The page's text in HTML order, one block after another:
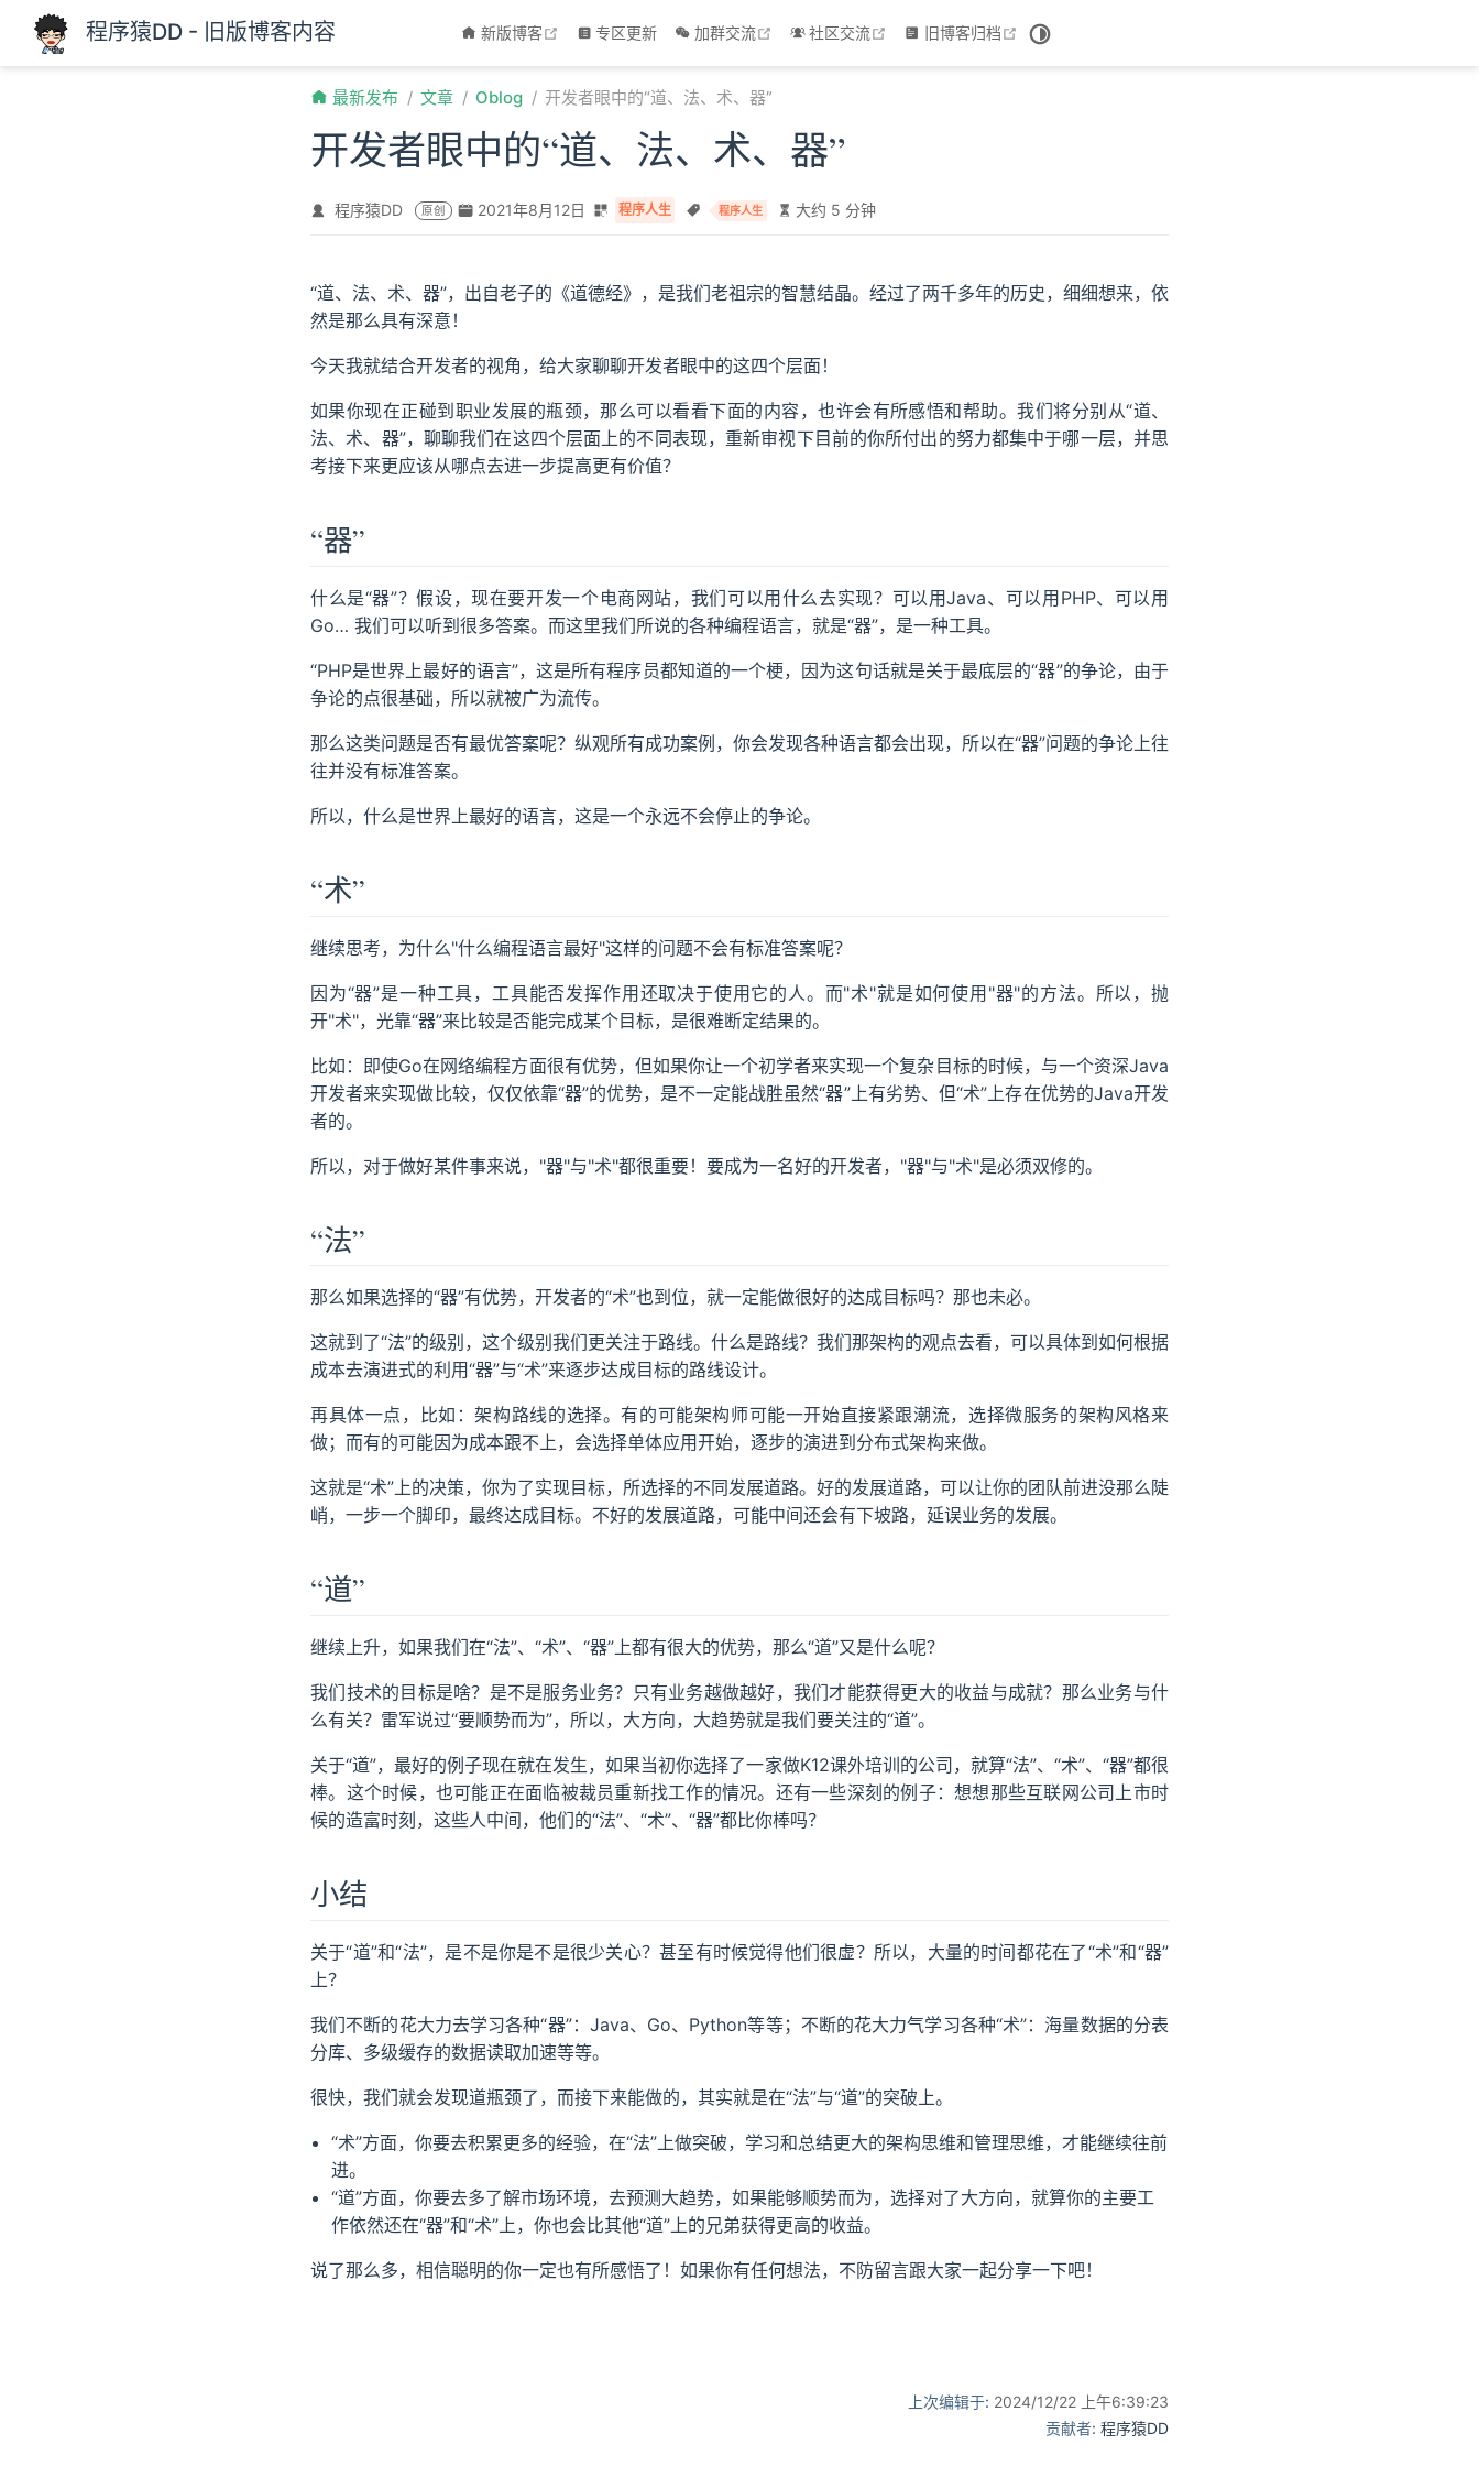
跳至主要內容
程序猿DD - 旧版博客内容 新版博客 open in new window
专区更新 加群交流 open in new window
社区交流 open in new window
旧博客归档 open in new window
最新发布 文章 Oblog 开发者眼中的“道、法、术、器”
开发者眼中的“道、法、术、器”
程序猿DD 原创 2021年8月12日 程序人生 程序人生 大约 5 分钟
“道、法、术、器”，出自老子的《道德经》，是我们老祖宗的智慧结晶。经过了两千多年的历史，细细想来，依
然是那么具有深意！
今天我就结合开发者的视角，给大家聊聊开发者眼中的这四个层面！
如果你现在正碰到职业发展的瓶颈，那么可以看看下面的内容，也许会有所感悟和帮助。我们将分别从“道、
法、术、器”，聊聊我们在这四个层面上的不同表现，重新审视下目前的你所付出的努力都集中于哪一层，并思
考接下来更应该从哪点去进一步提高更有价值？
“器”
什么是“器”？假设，现在要开发一个电商网站，我们可以用什么去实现？可以用Java、可以用PHP、可以用
Go… 我们可以听到很多答案。而这里我们所说的各种编程语言，就是“器”，是一种工具。
“PHP是世界上最好的语言”，这是所有程序员都知道的一个梗，因为这句话就是关于最底层的“器”的争论，由于
争论的点很基础，所以就被广为流传。
那么这类问题是否有最优答案呢？纵观所有成功案例，你会发现各种语言都会出现，所以在“器”问题的争论上往
往并没有标准答案。
所以，什么是世界上最好的语言，这是一个永远不会停止的争论。
“术”
继续思考，为什么"什么编程语言最好"这样的问题不会有标准答案呢？
因为“器”是一种工具，工具能否发挥作用还取决于使用它的人。而"术"就是如何使用"器"的方法。所以，抛
开"术"，光靠“器”来比较是否能完成某个目标，是很难断定结果的。
比如：即使Go在网络编程方面很有优势，但如果你让一个初学者来实现一个复杂目标的时候，与一个资深Java
开发者来实现做比较，仅仅依靠“器”的优势，是不一定能战胜虽然“器”上有劣势、但“术”上存在优势的Java开发
者的。
所以，对于做好某件事来说，"器"与"术"都很重要！要成为一名好的开发者，"器"与"术"是必须双修的。
“法”
那么如果选择的“器”有优势，开发者的“术”也到位，就一定能做很好的达成目标吗？那也未必。
这就到了“法”的级别，这个级别我们更关注于路线。什么是路线？我们那架构的观点去看，可以具体到如何根据
成本去演进式的利用“器”与“术”来逐步达成目标的路线设计。
再具体一点，比如：架构路线的选择。有的可能架构师可能一开始直接紧跟潮流，选择微服务的架构风格来
做；而有的可能因为成本跟不上，会选择单体应用开始，逐步的演进到分布式架构来做。
这就是“术”上的决策，你为了实现目标，所选择的不同发展道路。好的发展道路，可以让你的团队前进没那么陡
峭，一步一个脚印，最终达成目标。不好的发展道路，可能中间还会有下坡路，延误业务的发展。
“道”
继续上升，如果我们在“法”、“术”、“器”上都有很大的优势，那么“道”又是什么呢？
我们技术的目标是啥？是不是服务业务？只有业务越做越好，我们才能获得更大的收益与成就？那么业务与什
么有关？雷军说过“要顺势而为”，所以，大方向，大趋势就是我们要关注的“道”。
关于“道”，最好的例子现在就在发生，如果当初你选择了一家做K12课外培训的公司，就算“法”、“术”、“器”都很
棒。这个时候，也可能正在面临被裁员重新找工作的情况。还有一些深刻的例子：想想那些互联网公司上市时
候的造富时刻，这些人中间，他们的“法”、“术”、“器”都比你棒吗？
小结
关于“道”和“法”，是不是你是不是很少关心？甚至有时候觉得他们很虚？所以，大量的时间都花在了“术”和“器”
上？
我们不断的花大力去学习各种“器”：Java、Go、Python等等；不断的花大力气学习各种“术”：海量数据的分表
分库、多级缓存的数据读取加速等等。
很快，我们就会发现道瓶颈了，而接下来能做的，其实就是在“法”与“道”的突破上。
“术”方面，你要去积累更多的经验，在“法”上做突破，学习和总结更大的架构思维和管理思维，才能继续往前
进。
“道”方面，你要去多了解市场环境，去预测大趋势，如果能够顺势而为，选择对了大方向，就算你的主要工
作依然还在“器”和“术”上，你也会比其他“道”上的兄弟获得更高的收益。
说了那么多，相信聪明的你一定也有所感悟了！如果你有任何想法，不防留言跟大家一起分享一下吧！
上次编辑于: 2024/12/22 上午6:39:23
贡献者: 程序猿DD